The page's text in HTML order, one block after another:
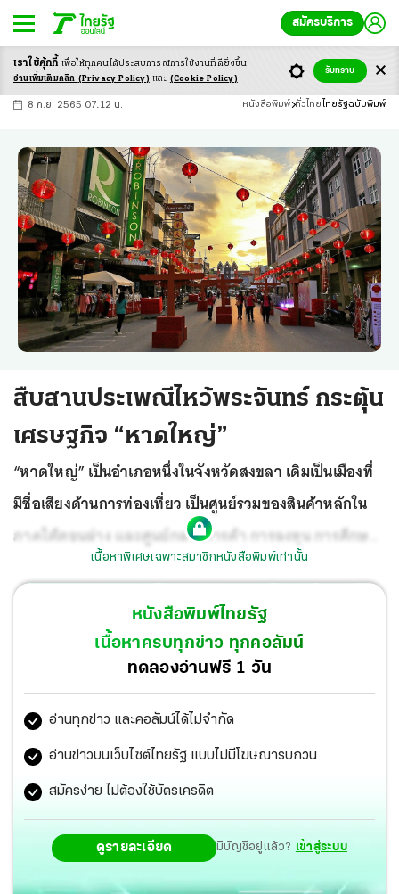
สมัครบริการ
-ก ก ก+
8 ก.ย. 2565 07:12 น. หนังสือพิมพ์ ทั่วไทย ไทยรัฐฉบับพิมพ์
สืบสานประเพณีไหว้พระจันทร์ กระตุ้น
เศรษฐกิจ “หาดใหญ่”
“หาดใหญ่” เป็นอำเภอหนึ่งในจังหวัดสงขลา เดิมเป็นเมืองที่
มีชื่อเสียงด้านการท่องเที่ยว เป็นศูนย์รวมของสินค้าหลักใน
ภาคใต้ตอนล่าง และศูนย์กลางการค้า การลงทุน การศึกษา
ศิลปวัฒนธรรม ธุรกิจการค้า การขนส่ง การสื่อสาร การ
คมนาคม จึงมีความเจริญก้าวหน้าอย่างรวดเร็ว
เนื้อหาพิเศษเฉพาะสมาชิกหนังสือพิมพ์เท่านั้น
หนังสือพิมพ์ไทยรัฐ
เนื้อหาครบทุกข่าว ทุกคอลัมน์
ทดลองอ่านฟรี 1 วัน
อ่านทุกข่าว และคอลัมน์ได้ไม่จำกัด
อ่านข่าวบนเว็บไซต์ไทยรัฐ แบบไม่มีโฆษณารบกวน
สมัครง่าย ไม่ต้องใช้บัตรเครดิต
ดูรายละเอียด มีบัญชีอยู่แล้ว? เข้าสู่ระบบ
เราใช้คุ้กกี้ เพื่อให้ทุกคนได้ประสบการณ์การใช้งานที่ดียิ่งขึ้น
อ่านเพิ่มเติมคลิก (Privacy Policy) และ (Cookie Policy)
รับทราบ